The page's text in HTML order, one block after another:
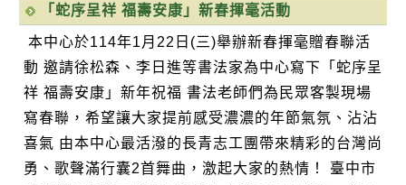
「蛇序呈祥 福壽安康」新春揮毫活動
本中心於114年1月22日(三)舉辦新春揮毫贈春聯活
動 邀請徐松森、李日進等書法家為中心寫下「蛇序呈
祥 福壽安康」新年祝福 書法老師們為民眾客製現場
寫春聯，希望讓大家提前感受濃濃的年節氣氛、沾沾
喜氣 由本中心最活潑的長青志工團帶來精彩的台灣尚
勇、歌聲滿行囊2首舞曲，激起大家的熱情！ 臺中市